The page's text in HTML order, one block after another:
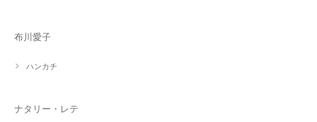
布川愛子
ハンカチ
ナタリー・レテ